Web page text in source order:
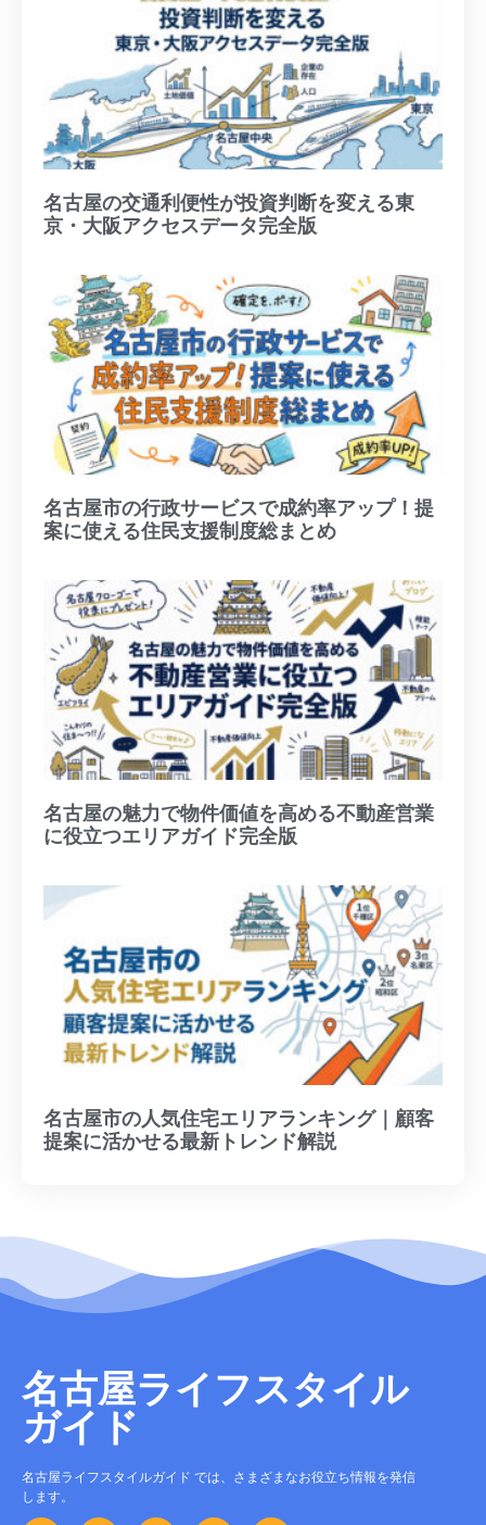
名古屋の交通利便性が投資判断を変える東
京・大阪アクセスデータ完全版
名古屋市の行政サービスで成約率アップ！提
案に使える住民支援制度総まとめ
名古屋の魅力で物件価値を高める不動産営業
に役立つエリアガイド完全版
名古屋市の人気住宅エリアランキング｜顧客
提案に活かせる最新トレンド解説
名古屋ライフスタイル
ガイド
名古屋ライフスタイルガイド では、さまざまなお役立ち情報を発信
します。